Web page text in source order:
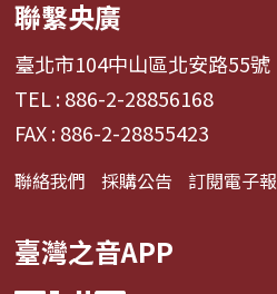
聯繫央廣
臺北市104中山區北安路55號
TEL : 886-2-28856168
FAX : 886-2-28855423
聯絡我們 採購公告 訂閱電子報
臺灣之音APP